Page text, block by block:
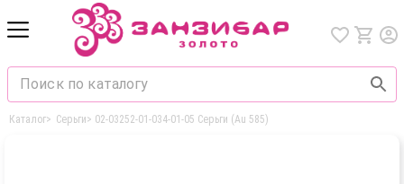
Каталог> Серьги> 02-03252-01-034-01-05 Серьги (Au 585)